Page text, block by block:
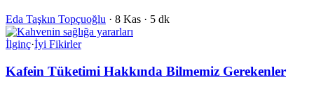
Eda Taşkın Topçuoğlu · 8 Kas · 5 dk
İlginç·İyi Fikirler
Kafein Tüketimi Hakkında Bilmemiz Gerekenler